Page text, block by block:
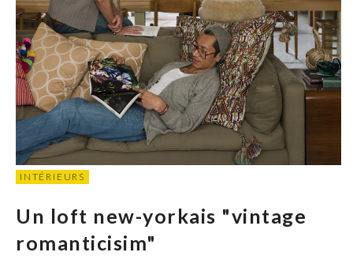
INTÉRIEURS
Un loft new-yorkais "vintage
romanticisim"